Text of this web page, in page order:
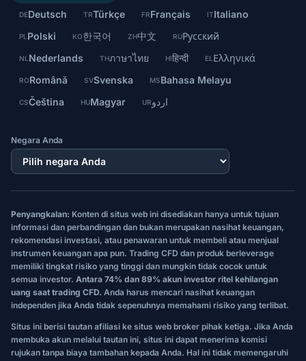
DEDeutsch TRTürkçe FRFrançais ITItaliano
PL Polski KO한국어 ZH中文 RUРусский
NL Nederlands THภาษาไทย HIहिन्दी EL Ελληνικά
RORomână SVSvenska MSBahasa Melayu
CSČeština HUMagyar URاردو
Negara Anda
Penyangkalan: Konten di situs web ini disediakan hanya untuk tujuan
informasi dan perbandingan dan bukan merupakan nasihat keuangan,
rekomendasi investasi, atau penawaran untuk membeli atau menjual
instrumen keuangan apa pun. Trading CFD dan produk berleverage
memiliki tingkat risiko yang tinggi dan mungkin tidak cocok untuk
semua investor. Antara 74% dan 89% akun investor ritel kehilangan
uang saat trading CFD. Anda harus mencari nasihat keuangan
independen jika Anda tidak sepenuhnya memahami risiko yang terlibat.
Situs ini berisi tautan afiliasi ke situs web broker pihak ketiga. Jika Anda
membuka akun melalui tautan ini, situs ini dapat menerima komisi
rujukan tanpa biaya tambahan kepada Anda. Hal ini tidak memengaruhi